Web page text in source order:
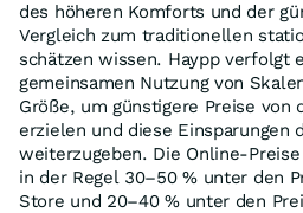
des höheren Komforts und der
Vergleich zum traditionellen
schätzen wissen. Haypp verfolgt
gemeinsamen Nutzung von
Größe, um günstigere Preise von
erzielen und diese Einsparungen
weiterzugeben. Die Online-
in der Regel 30–50 % unter den
Store und 20–40 % unter den